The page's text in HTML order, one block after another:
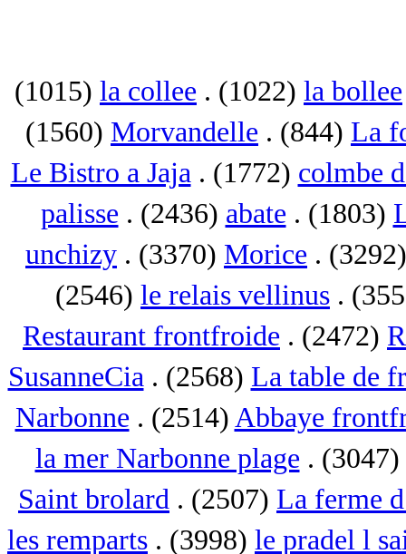
(1015) la collee . (1022) la bollee
(1560) Morvandelle . (844) La
Le Bistro a Jaja. (1772) colmbe
palisse . (2436) abate . (1803)
unchizy . (3370) Morice .
(2546) le relais vellinus .
Restaurant frontfroide . (2472)
SusanneCia. (2568) La table de
Narbonne . (2514) Abbaye
la mer Narbonne plage . (3047)
Saint brolard . (2507) La ferme
les remparts . (3998) le pradel l